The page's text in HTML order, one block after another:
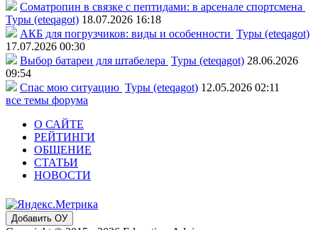
Соматропин в связке с пептидами: в арсенале спортсмена
Туры (eteqagot) 18.07.2026 16:18
АКБ для погрузчиков: виды и особенности Туры (eteqagot)
17.07.2026 00:30
Выбор батареи для штабелера Туры (eteqagot) 28.06.2026
09:54
Спас мою ситуацию Туры (eteqagot) 12.05.2026 02:11
все темы форума
О САЙТЕ
РЕЙТИНГИ
ОБЩЕНИЕ
СТАТЬИ
НОВОСТИ
Добавить ОУ